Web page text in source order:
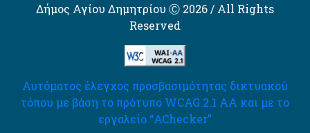
Δήμος Αγίου Δημητρίου Ⓒ 2026 / All Rights
Reserved
Αυτόματος έλεγχος προσβασιμότητας δικτυακού
τόπου με βάση το πρότυπο WCAG 2.1 AA και με το
εργαλείο “AChecker”